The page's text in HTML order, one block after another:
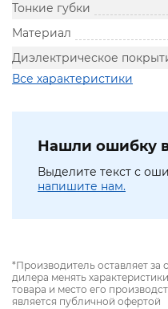
Тонкие губки
Материал
Диэлектрическое
Все характеристики
Нашли ошибку
Выделите текст с
напишите нам.
*Производитель оставляет
дилера менять
товара и место его
является публичной офертой